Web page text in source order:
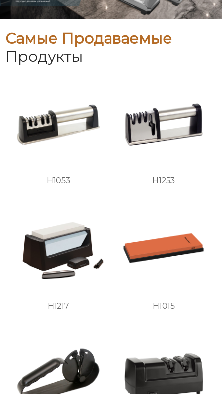
Самые Продаваемые
Продукты
H1053 H1253
H1217 H1015